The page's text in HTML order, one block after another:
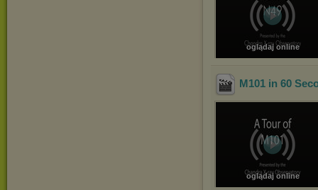
oglądaj online
M101 in 60
oglądaj online